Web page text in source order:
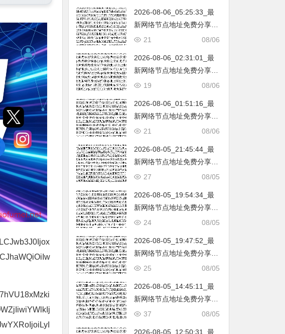
2026-08-06_05:25:33_最
新网络节点地址免费分享…
不定期更新…开放免费分享
韩国|新加坡|台湾|马来西亚|
…
08/06
21
2026-08-06_02:31:01_最
新网络节点地址免费分享…
不定期更新…开放免费分享
韩国|新加坡|台湾|马来西亚|
…
08/06
19
2026-08-06_01:51:16_最
新网络节点地址免费分享…
不定期更新…开放免费分享
韩国|新加坡|台湾|马来西亚|
…
08/06
21
2026-08-05_21:45:44_最
新网络节点地址免费分享…
不定期更新…开放免费分享
韩国|新加坡|台湾|马来西亚|
…
08/05
27
2026-08-05_19:54:34_最
新网络节点地址免费分享…
不定期更新…开放免费分享
韩国|新加坡|台湾|马来西亚|
…
08/05
24
2026-08-05_19:47:52_最
新网络节点地址免费分享…
不定期更新…开放免费分享
韩国|新加坡|台湾|马来西亚|
…
08/05
25
2026-08-05_14:45:11_最
新网络节点地址免费分享…
不定期更新…开放免费分享
08/05
37
2026-08-05_12:50:31_最